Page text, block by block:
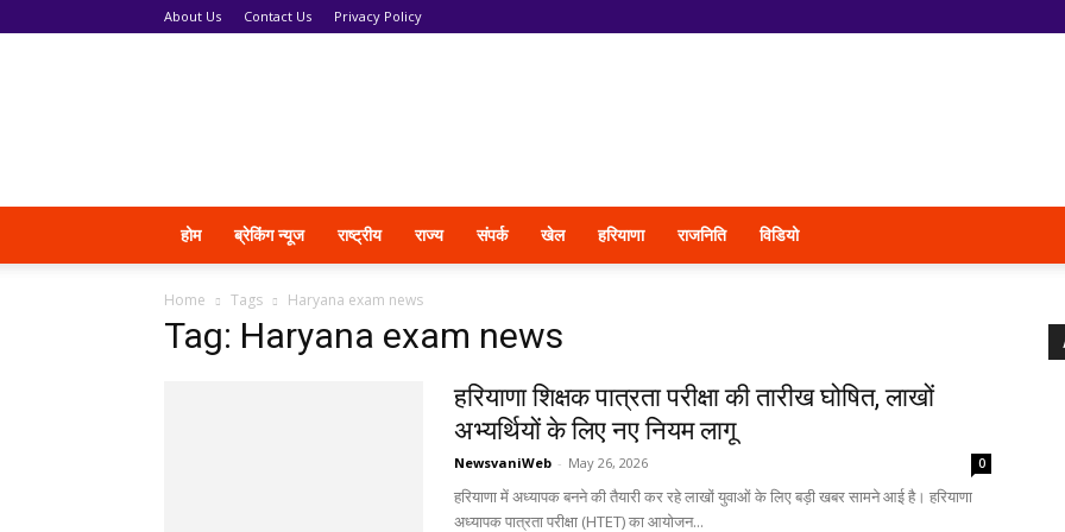
About Us Contact Us Privacy Policy
होम ब्रेकिंग न्यूज राष्ट्रीय राज्य संपर्क खेल हरियाणा राजनिति विडियो
Home Tags Haryana exam news
Tag: Haryana exam news
हरियाणा शिक्षक पात्रता परीक्षा की तारीख घोषित, लाखों
अभ्यर्थियों के लिए नए नियम लागू
NewsvaniWeb - May 26, 2026 0
हरियाणा में अध्यापक बनने की तैयारी कर रहे लाखों युवाओं के लिए बड़ी खबर सामने आई है। हरियाणा
अध्यापक पात्रता परीक्षा (HTET) का आयोजन...